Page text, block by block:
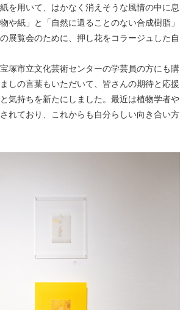
を用いて、はかなく消えそうな風情の中に息
紙」と「自然に還ることのない合成樹脂」
展覧会のために、押し花をコラージュした自
塚市立文化芸術センターの学芸員の方にも購
しの言葉もいただいて、皆さんの期待と応援
気持ちを新たにしました。最近は植物学者や
れており、これからも自分らしい向き合い方